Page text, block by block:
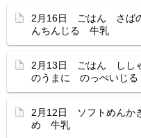
2月16日 ごはん さば
んちんじる 牛乳
2月13日 ごはん しし
のうまに のっぺいじ
2月12日 ソフトめんか
め 牛乳